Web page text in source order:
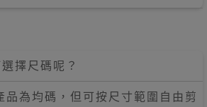
擇尺碼呢？
品為均碼，但可按尺寸範圍自由剪